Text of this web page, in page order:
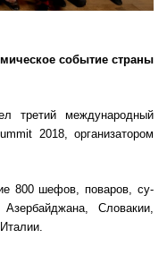
событие страны
третий международный
2018, организатором
800 шефов, поваров, су-
Словакии,